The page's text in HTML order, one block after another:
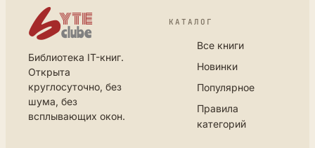
Библиотека IT-книг.
Открыта
круглосуточно, без
шума, без
всплывающих окон.
КАТАЛОГ
Все книги
Новинки
Популярное
Правила
категорий